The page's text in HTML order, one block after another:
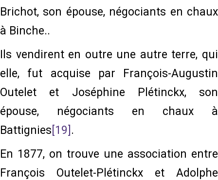
Brichot, son épouse, négociants en chaux
à Binche..
Ils vendirent en outre une autre terre, qui
elle, fut acquise par François-Augustin
Outelet et Joséphine Plétinckx, son
épouse, négociants en chaux à
Battignies [19] .
En 1877, on trouve une association entre
François Outelet-Plétinckx et Adolphe